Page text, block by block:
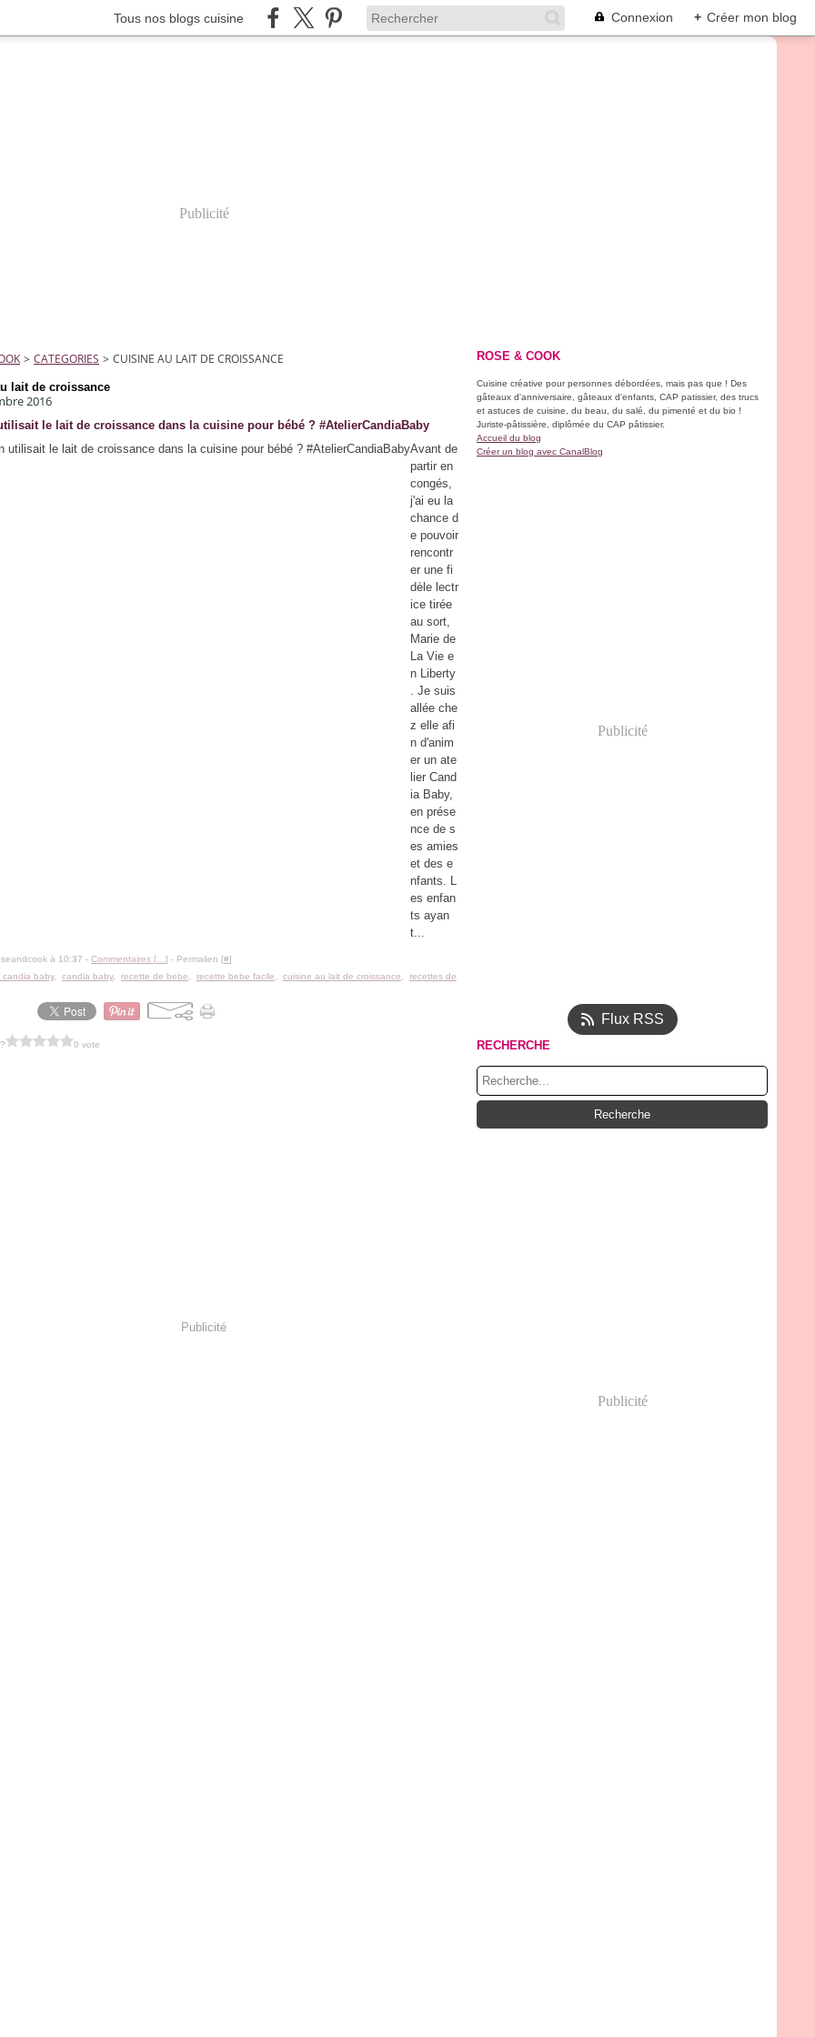
Tous nos blogs cuisine Connexion + Créer mon blog
Publicité
> CATEGORIES > CUISINE AU LAIT DE CROISSANCE
lait de croissance
2016
le lait de croissance dans la cuisine pour bébé ? #AtelierCandiaBaby
Avant de
partir en
congés,
j'ai eu la
chance d
e pouvoir
rencontr
er une fi
dèle lectr
ice tirée
au sort,
Marie de
La Vie e
n Liberty
. Je suis
allée che
z elle afi
n d'anim
er un ate
lier Cand
ia Baby,
en prése
nce de s
es amies
et des e
nfants. L
es enfan
ts ayan
t...
à 10:37 - Commentaires [ ] - Permalien [#]
candia baby, candia baby, recette de bebe recette bebe facile cuisine au lait de croissance
recettes de
0 vote
Publicité
ROSE & COOK
Cuisine créative pour personnes débordées, mais pas que ! Des
gâteaux d'anniversaire, gâteaux d'enfants, CAP patissier, des trucs
et astuces de cuisine, du beau, du salé, du pimenté et du bio !
Juriste-pâtissière, diplômée du CAP pâtissier.
Accueil du blog
Créer un blog avec CanalBlog
Publicité
Flux RSS
RECHERCHE
Publicité